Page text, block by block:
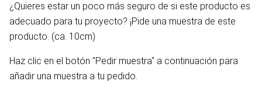
¿Quieres estar un poco más seguro de si este producto es
adecuado para tu proyecto? ¡Pide una muestra de este
producto. (ca. 10cm)
Haz clic en el botón "Pedir muestra" a continuación para
añadir una muestra a tu pedido.